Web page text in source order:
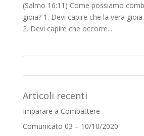
(Salmo 16:11) Come possiamo
gioia? 1. Devi capire che la vera
2. Devi capire che occorre...
Articoli recenti
Imparare a Combattere
Comunicato 03 – 10/10/2020